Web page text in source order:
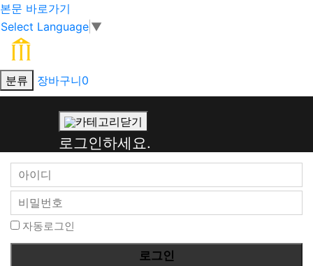
본문 바로가기
Select Language ▼
분류 장바구니0
회
로
그
인
카테고리닫기
로그인하세요.
자동로그인